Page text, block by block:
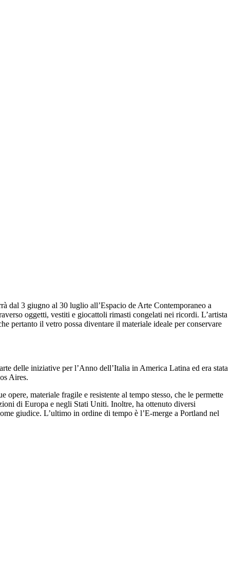
dal 3 giugno al 30 luglio all’Espacio de Arte Contemporaneo a
oggetti, vestiti e giocattoli rimasti congelati nei ricordi. L’artista
pertanto il vetro possa diventare il materiale ideale per conservare
delle iniziative per l’Anno dell’Italia in America Latina ed era stata
Aires.
materiale fragile e resistente al tempo stesso, che le permette
di Europa e negli Stati Uniti. Inoltre, ha ottenuto diversi
giudice. L’ultimo in ordine di tempo è l’E-merge a Portland nel